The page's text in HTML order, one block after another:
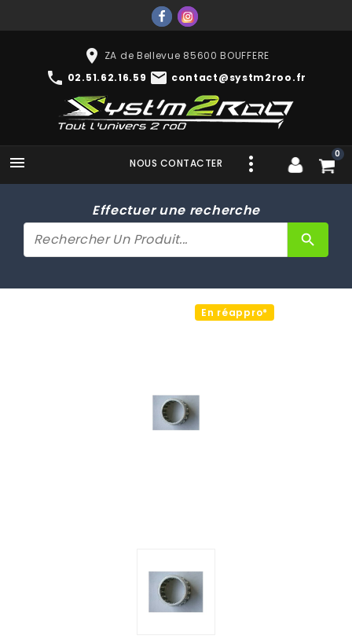
place ZA de Bellevue 85600 BOUFFERE
phone 02.51.62.16.59 mail contact@systm2roo.fr
 0
NOUS CONTACTER
Effectuer une recherche
search
En réappro*